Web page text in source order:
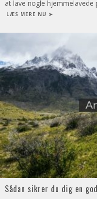
at lave nogle
LÆS MERE NU ➤
Sådan sikrer du dig en